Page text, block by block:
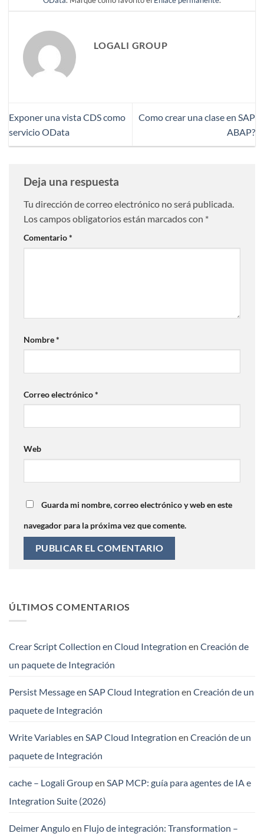
LOGALI GROUP
Exponer una vista CDS como
servicio OData
Como crear una clase en SAP
ABAP?
Deja una respuesta
Tu dirección de correo electrónico no será publicada.
Los campos obligatorios están marcados con *
Comentario*
Nombre*
Correo electrónico*
Web
Guarda mi nombre, correo electrónico y web en este
navegador para la próxima vez que comente.
ÚLTIMOS COMENTARIOS
Crear Script Collection en Cloud Integration en Creación de
un paquete de Integración
Persist Message en SAP Cloud Integration en Creación de un
paquete de Integración
Write Variables en SAP Cloud Integration en Creación de un
paquete de Integración
cache – Logali Groupen SAP MCP: guía para agentes de IA e
Integration Suite (2026)
Deimer Anguloen Flujo de integración: Transformation –